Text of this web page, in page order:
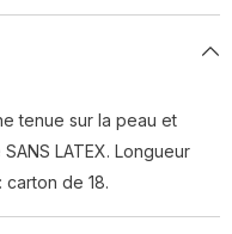
tenue sur la peau et
LATEX. Longueur
carton de 18.